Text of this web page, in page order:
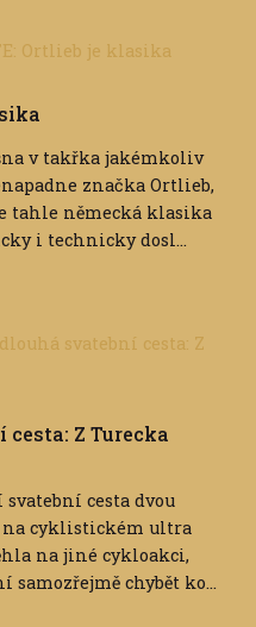
v takřka jakémkoliv
značka Ortlieb,
tahle německá klasika
i technicky dosl...
Z Turecka
cesta dvou
cyklistickém ultra
na jiné cykloakci,
samozřejmě chybět ko...